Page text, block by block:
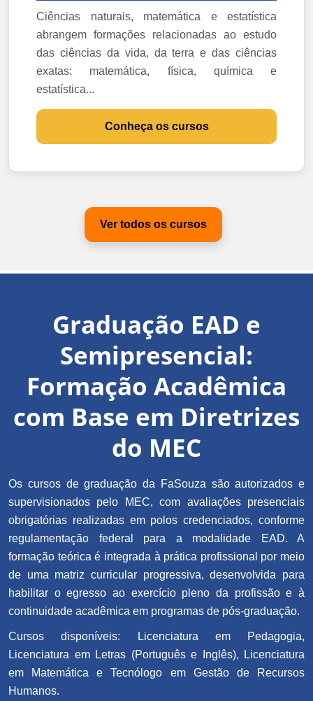
Ciências naturais, matemática e estatística
abrangem formações relacionadas ao estudo
das ciências da vida, da terra e das ciências
exatas: matemática, física, química e
estatística...
Conheça os cursos
Ver todos os cursos
Graduação EAD e
Semipresencial:
Formação Acadêmica
com Base em Diretrizes
do MEC
Os cursos de graduação da FaSouza são autorizados e
supervisionados pelo MEC, com avaliações presenciais
obrigatórias realizadas em polos credenciados, conforme
regulamentação federal para a modalidade EAD. A
formação teórica é integrada à prática profissional por meio
de uma matriz curricular progressiva, desenvolvida para
habilitar o egresso ao exercício pleno da profissão e à
continuidade acadêmica em programas de pós-graduação.
Cursos disponíveis: Licenciatura em Pedagogia,
Licenciatura em Letras (Português e Inglês), Licenciatura
em Matemática e Tecnólogo em Gestão de Recursos
Humanos.